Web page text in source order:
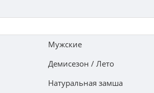
Мужские
Демисезон / Лето
Натуральная замша